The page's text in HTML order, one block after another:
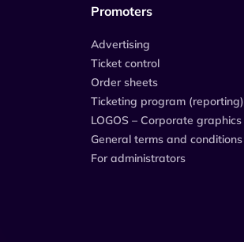
Promoters
Advertising
Ticket control
Order sheets
Ticketing program (reporting)
LOGOS – Corporate graphics
General terms and conditions
For administrators